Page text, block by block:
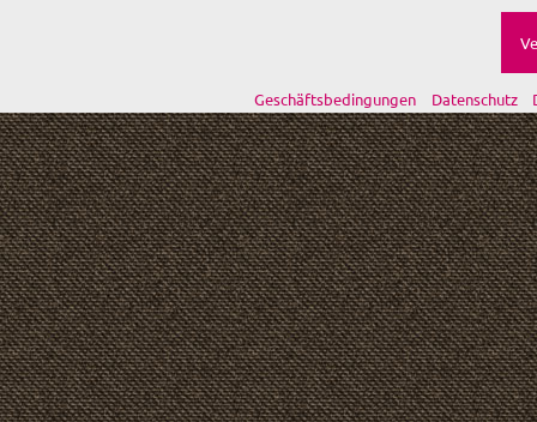
Geschäftsbedingungen Datenschutz